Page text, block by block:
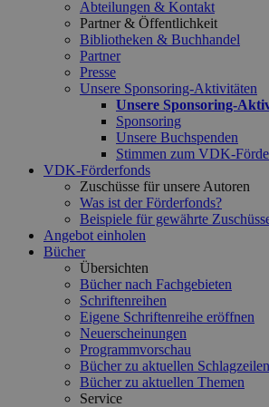
Abteilungen & Kontakt
Partner & Öffentlichkeit
Bibliotheken & Buchhandel
Partner
Presse
Unsere Sponsoring-Aktivitäten
Unsere Sponsoring-
Sponsoring
Unsere Buchspenden
Stimmen zum VDK-
VDK-Förderfonds
Zuschüsse für unsere Autoren
Was ist der Förderfonds?
Beispiele für gewährte
Angebot einholen
Bücher
Übersichten
Bücher nach Fachgebieten
Schriftenreihen
Eigene Schriftenreihe eröffnen
Neuerscheinungen
Programmvorschau
Bücher zu aktuellen Schlagzeilen
Bücher zu aktuellen Themen
Service